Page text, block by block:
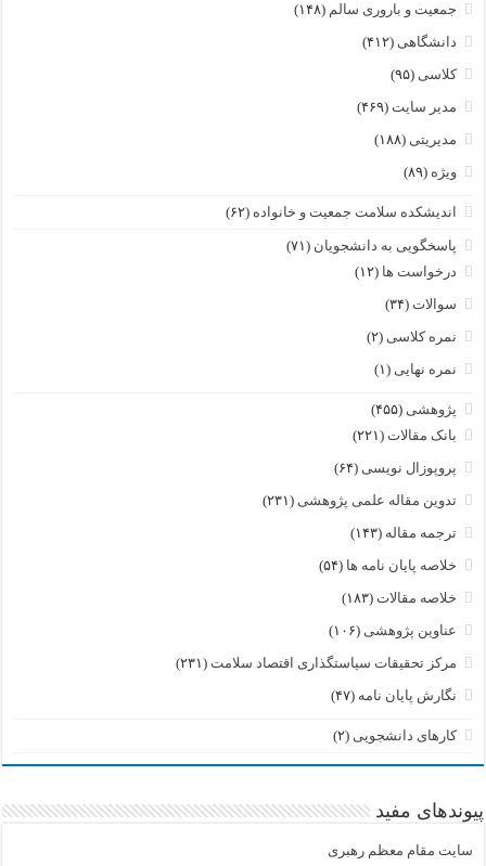
جمعیت و باروری سالم (۱۴۸)
دانشگاهی (۴۱۲)
کلاسی (۹۵)
مدیر سایت (۴۶۹)
مدیریتی (۱۸۸)
ویژه (۸۹)
اندیشکده سلامت جمعیت و خانواده (۶۲)
پاسخگویی به دانشجویان (۷۱)
درخواست ها (۱۲)
سوالات (۳۴)
نمره کلاسی (۲)
نمره نهایی (۱)
پژوهشی (۴۵۵)
بانک مقالات (۲۲۱)
پروپوزال نویسی (۶۴)
تدوین مقاله علمی پژوهشی (۲۳۱)
ترجمه مقاله (۱۴۳)
خلاصه پایان نامه ها (۵۴)
خلاصه مقالات (۱۸۳)
عناوین پژوهشی (۱۰۶)
مرکز تحقیقات سیاستگذاری اقتصاد سلامت (۲۳۱)
نگارش پایان نامه (۴۷)
کارهای دانشجویی (۲)
پیوندهای مفید
سایت مقام معظم رهبری